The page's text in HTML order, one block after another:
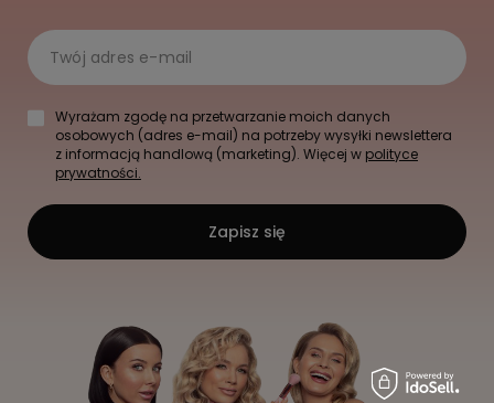
Twój adres e-mail
Wyrażam zgodę na przetwarzanie moich danych
osobowych (adres e-mail) na potrzeby wysyłki newslettera
z informacją handlową (marketing). Więcej w polityce
prywatności.
Zapisz się